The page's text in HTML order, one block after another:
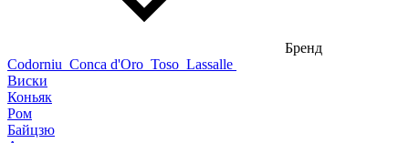
Бренд
Codorniu Conca d'Oro Toso Lassalle
Виски
Коньяк
Ром
Байцзю